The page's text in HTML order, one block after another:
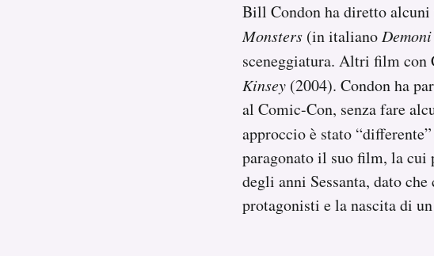
Bill Condon ha diretto
Monsters (in italiano
sceneggiatura. Altri film con
Kinsey (2004). Condon ha
al Comic-Con, senza fare
approccio è stato
paragonato il suo film, la cui
degli anni Sessanta, dato
protagonisti e la nascita di